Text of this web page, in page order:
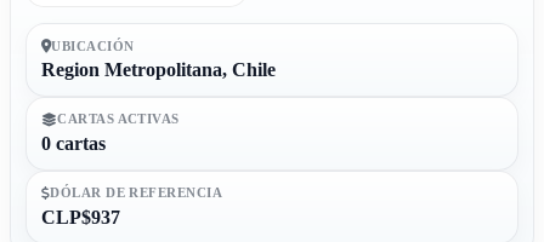
UBICACIÓN
Region Metropolitana, Chile
CARTAS ACTIVAS
0 cartas
DÓLAR DE REFERENCIA
CLP$937